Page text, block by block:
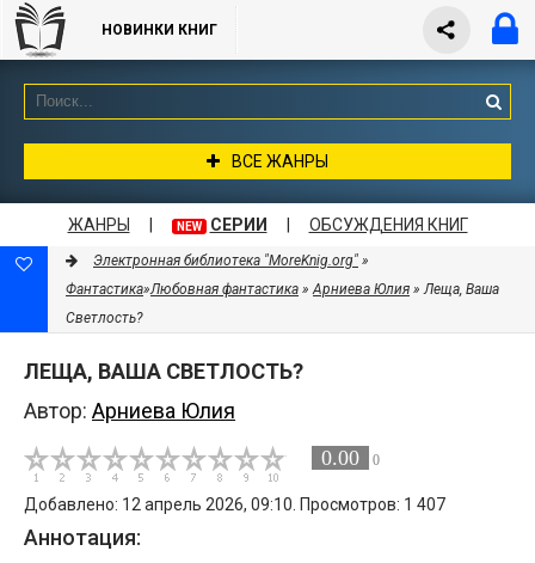
НОВИНКИ КНИГ
ВСЕ ЖАНРЫ
ЖАНРЫ NEW СЕРИИ ОБСУЖДЕНИЯ КНИГ
Электронная библиотека "MoreKnig.org" »
Фантастика»Любовная фантастика »Арниева Юлия » Леща, Ваша
Светлость?
ЛЕЩА, ВАША СВЕТЛОСТЬ?
Автор: Арниева Юлия
0.00 0
Добавлено: 12 апрель 2026, 09:10. Просмотров: 1 407
Аннотация: